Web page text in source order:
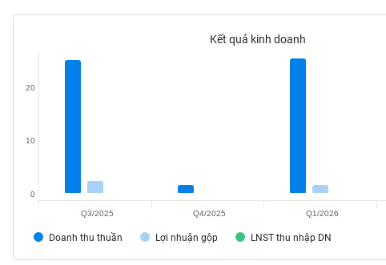
Kết quả kinh doanh
Doanh thu thuần Lợi nhuận gộp LNST thu nhập DN
0
10
20
Q3/2025 Q4/2025 Q1/2026
LIỆU
NGHIỆP